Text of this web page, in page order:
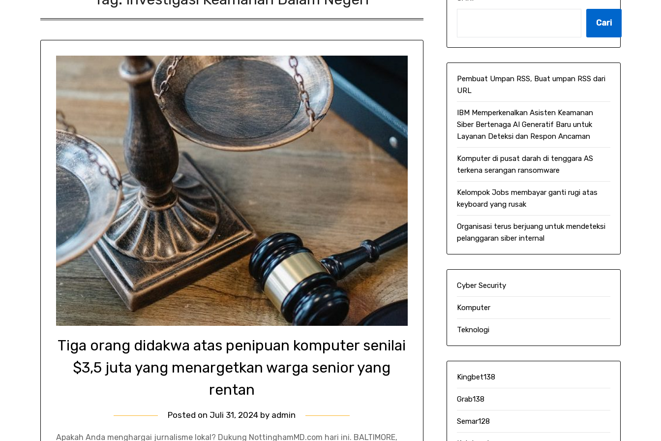
Tiga orang didakwa atas penipuan komputer senilai
$3,5 juta yang menargetkan warga senior yang
rentan
Posted on Juli 31, 2024 by admin
Apakah Anda menghargai jurnalisme lokal? Dukung NottinghamMD.com hari ini. BALTIMORE,
Cari
Pembuat Umpan RSS, Buat umpan RSS dari
URL
IBM Memperkenalkan Asisten Keamanan
Siber Bertenaga AI Generatif Baru untuk
Layanan Deteksi dan Respon Ancaman
Komputer di pusat darah di tenggara AS
terkena serangan ransomware
Kelompok Jobs membayar ganti rugi atas
keyboard yang rusak
Organisasi terus berjuang untuk mendeteksi
pelanggaran siber internal
Cyber Security
Komputer
Teknologi
Kingbet138
Grab138
Semar128